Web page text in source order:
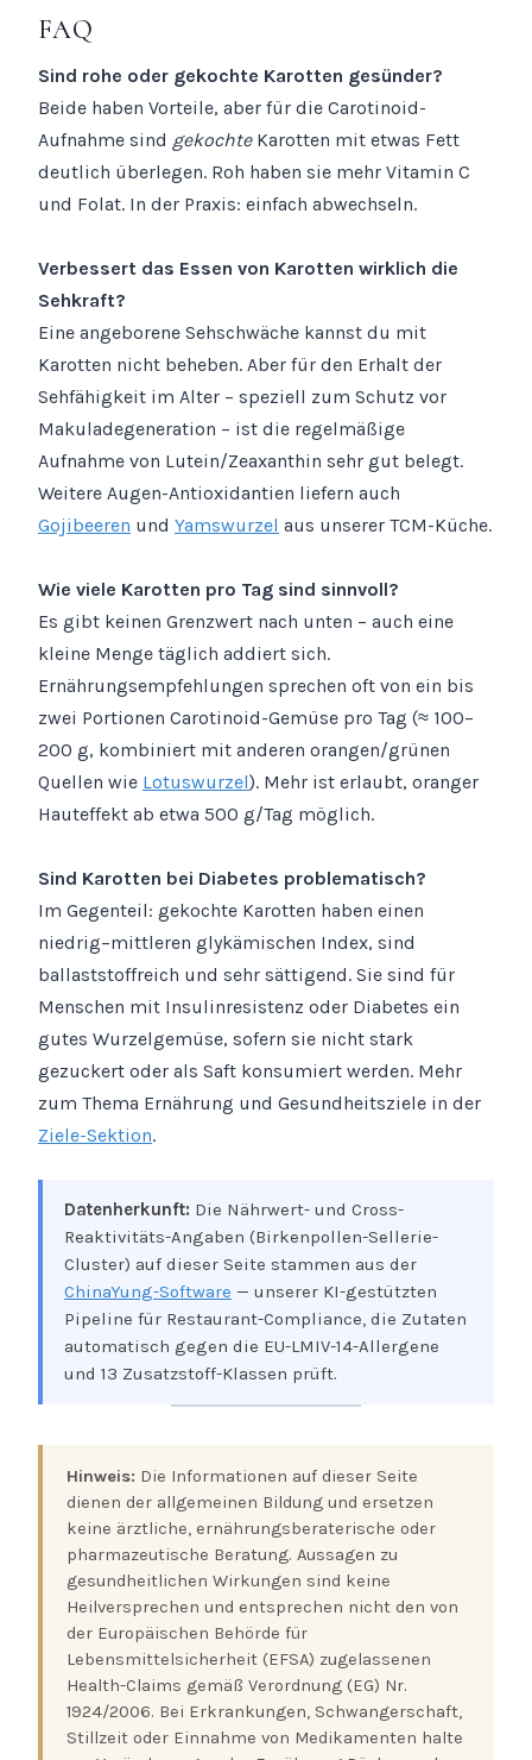
FAQ
Sind rohe oder gekochte Karotten gesünder?
Beide haben Vorteile, aber für die Carotinoid-
Aufnahme sind gekochteKarotten mit etwas Fett
deutlich überlegen. Roh haben sie mehr Vitamin C
und Folat. In der Praxis: einfach abwechseln.
Verbessert das Essen von Karotten wirklich die
Sehkraft?
Eine angeborene Sehschwäche kannst du mit
Karotten nicht beheben. Aber für den Erhalt der
Sehfähigkeit im Alter – speziell zum Schutz vor
Makuladegeneration – ist die regelmäßige
Aufnahme von Lutein/Zeaxanthin sehr gut belegt.
Weitere Augen-Antioxidantien liefern auch
Gojibeeren und Yamswurzel aus unserer TCM-Küche.
Wie viele Karotten pro Tag sind sinnvoll?
Es gibt keinen Grenzwert nach unten – auch eine
kleine Menge täglich addiert sich.
Ernährungsempfehlungen sprechen oft von ein bis
zwei Portionen Carotinoid-Gemüse pro Tag (≈ 100–
200 g, kombiniert mit anderen orangen/grünen
Quellen wie Lotuswurzel). Mehr ist erlaubt, oranger
Hauteffekt ab etwa 500 g/Tag möglich.
Sind Karotten bei Diabetes problematisch?
Im Gegenteil: gekochte Karotten haben einen
niedrig–mittleren glykämischen Index, sind
ballaststoffreich und sehr sättigend. Sie sind für
Menschen mit Insulinresistenz oder Diabetes ein
gutes Wurzelgemüse, sofern sie nicht stark
gezuckert oder als Saft konsumiert werden. Mehr
zum Thema Ernährung und Gesundheitsziele in der
Ziele-Sektion.
Datenherkunft: Die Nährwert- und Cross-
Reaktivitäts-Angaben (Birkenpollen-Sellerie-
Cluster) auf dieser Seite stammen aus der
ChinaYung-Software — unserer KI-gestützten
Pipeline für Restaurant-Compliance, die Zutaten
automatisch gegen die EU-LMIV-14-Allergene
und 13 Zusatzstoff-Klassen prüft.
Hinweis: Die Informationen auf dieser Seite
dienen der allgemeinen Bildung und ersetzen
keine ärztliche, ernährungsberaterische oder
pharmazeutische Beratung. Aussagen zu
gesundheitlichen Wirkungen sind keine
Heilversprechen und entsprechen nicht den von
der Europäischen Behörde für
Lebensmittelsicherheit (EFSA) zugelassenen
Health-Claims gemäß Verordnung (EG) Nr.
1924/2006. Bei Erkrankungen, Schwangerschaft,
Stillzeit oder Einnahme von Medikamenten halte